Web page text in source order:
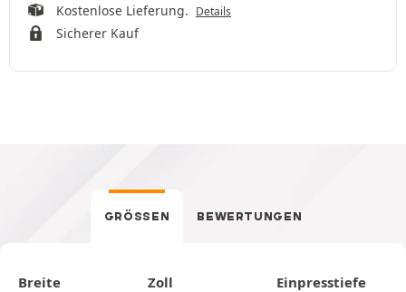
Kostenlose Lieferung. Details
Sicherer Kauf
GRÖSSEN BEWERTUNGEN
Breite Zoll Einpresstiefe